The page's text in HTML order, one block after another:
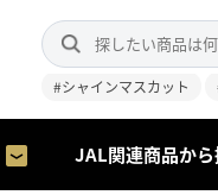
#シャインマスカット
JAL関連商品から